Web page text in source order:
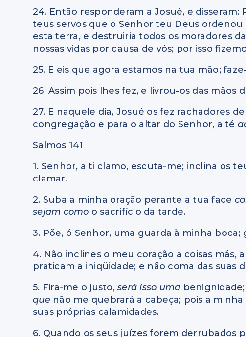
24. Então responderam a Josué, e
teus servos que o Senhor teu Deus ordenou
esta terra, e destruiria todos os moradores
nossas vidas por causa de vós; por isso
25. E eis que agora estamos na tua mão;
26. Assim pois lhes fez, e livrou-os das mãos
27. E naquele dia, Josué os fez rachadores
congregação e para o altar do Senhor, a té
Salmos 141
1. Senhor, a ti clamo, escuta-me; inclina os
clamar.
2. Suba a minha oração perante a tua face
sejam como o sacrifício da tarde.
3. Põe, ó Senhor, uma guarda à minha
4. Não inclines o meu coração a coisas más,
praticam a iniqüidade; e não coma das suas
5. Fira-me o justo,será isso uma
que não me quebrará a cabeça; pois a
suas próprias calamidades.
6. Quando os seus juízes forem derrubados